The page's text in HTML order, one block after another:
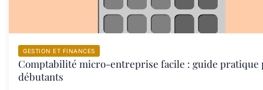
GESTION ET FINANCES
Comptabilité micro-entreprise facile : guide pratique
débutants